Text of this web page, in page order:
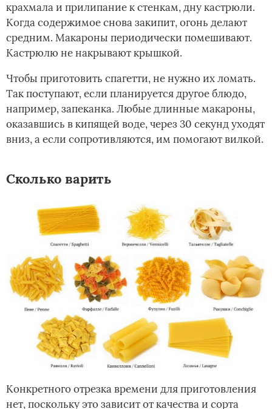
крахмала и прилипание к стенкам, дну кастрюли.
Когда содержимое снова закипит, огонь делают
средним. Макароны периодически помешивают.
Кастрюлю не накрывают крышкой.
Чтобы приготовить спагетти, не нужно их ломать.
Так поступают, если планируется другое блюдо,
например, запеканка. Любые длинные макароны,
оказавшись в кипящей воде, через 30 секунд уходят
вниз, а если сопротивляются, им помогают вилкой.
Сколько варить
Конкретного отрезка времени для приготовления
нет, поскольку это зависит от качества и сорта